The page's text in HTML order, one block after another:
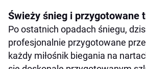
Świeży śnieg i przygotowane
Po ostatnich opadach śniegu,
profesjonalnie przygotowane
każdy miłośnik biegania na